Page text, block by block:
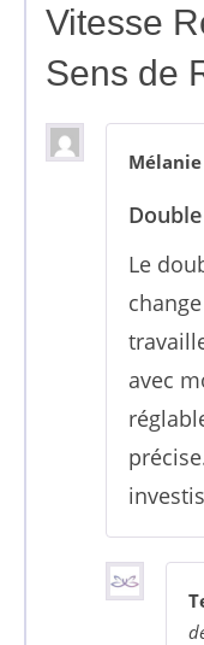
Vitesse
Sens de
Mélanie
Le
avec